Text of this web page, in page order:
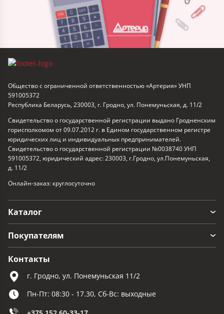
Общество с ограниченной ответственностью «Артерия» УНП
591005372
Республика Беларусь, 230003, г. Гродно, ул. Понемуньская, д. 11/2
Свидетельство о государственной регистрации выдано Гродненским
горисполкомом от 09.07.2012 г. в Едином государственном регистре
юридических лиц и индивидуальных предпринимателей.
Свидетельство о государственной регистрации №0038740 УНП
591005372, юридический адрес: 230003, г.Гродно, ул.Понемуньская,
д. 11/2
Онлайн-заказ: круглосуточно
Каталог
Покупателям
Контакты
г. Гродно, ул. Понемуньская 11/2
Пн-Пт: 08:30 - 17.30, Сб-Вс: выходные